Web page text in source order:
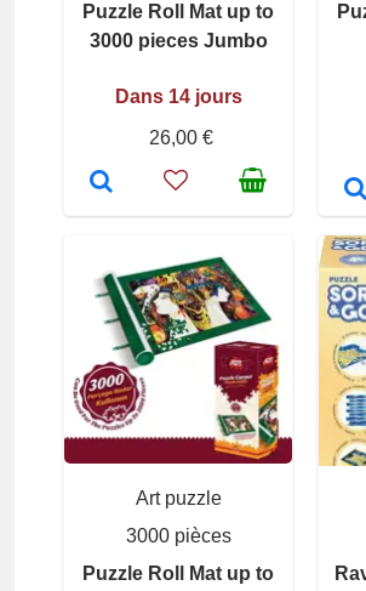
Puzzle Roll Mat up to
3000 pieces Jumbo
Dans 14 jours
26,00 €
Art puzzle
3000 pièces
Puzzle Roll Mat up to